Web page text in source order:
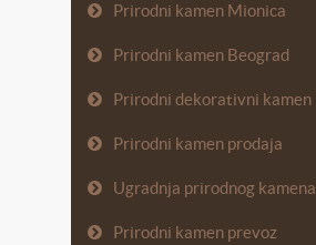
Prirodni kamen Mionica
Prirodni kamen Beograd
Prirodni dekorativni kamen
Prirodni kamen prodaja
Ugradnja prirodnog kamena
Prirodni kamen prevoz